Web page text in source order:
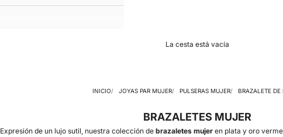
La cesta está vacía
INICIO JOYAS PAR MUJER PULSERAS MUJER BRAZALETE DE
BRAZALETES MUJER
Expresión de un lujo sutil, nuestra colección de brazaletes mujer en plata y oro